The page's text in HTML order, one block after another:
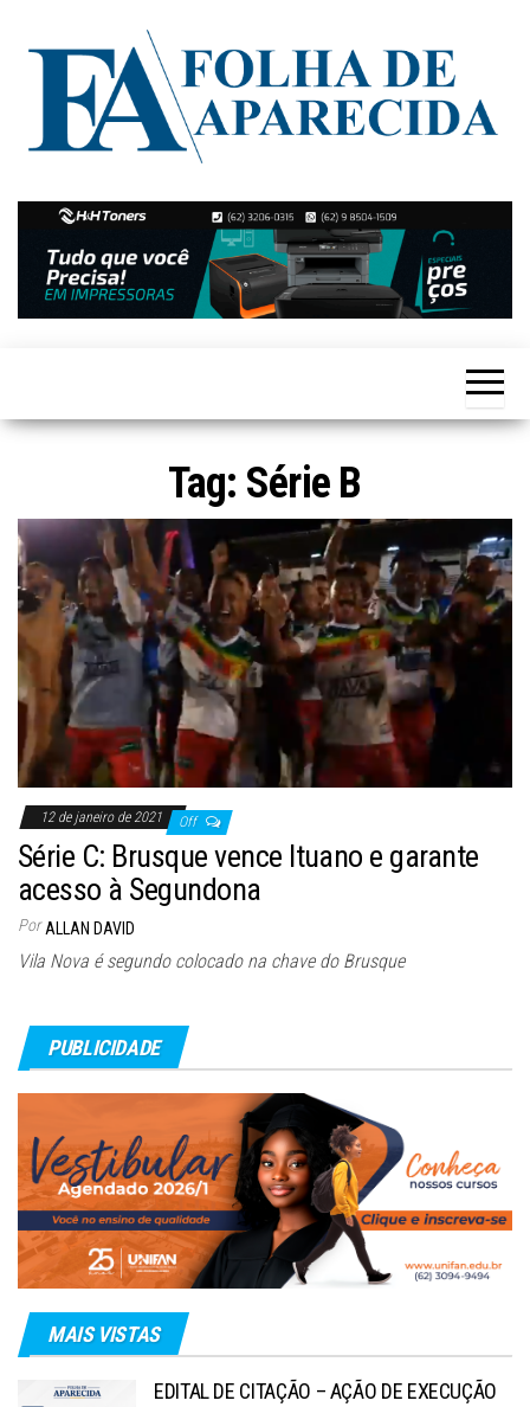
Folha de
Aparecida
Notícias
de
Aparecida
de
Goiânia
Tag: Série B
12 de janeiro de 2021 Off
Série C: Brusque vence Ituano e garante
acesso à Segundona
Por ALLAN DAVID
Vila Nova é segundo colocado na chave do Brusque
PUBLICIDADE
MAIS VISTAS
EDITAL DE CITAÇÃO – AÇÃO DE EXECUÇÃO